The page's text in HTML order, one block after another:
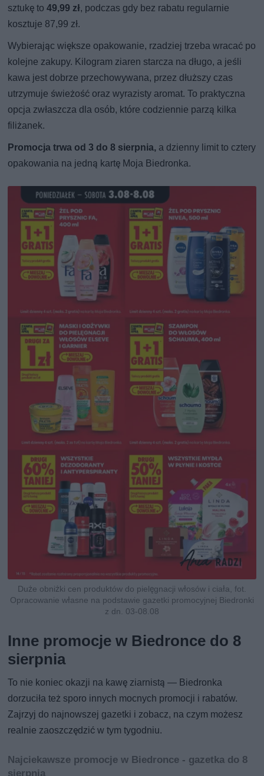
sztukę to49,99 zł, podczas gdy bez rabatu regularnie
kosztuje 87,99 zł.
Wybierając większe opakowanie, rzadziej trzeba wracać po
kolejne zakupy. Kilogram ziaren starcza na długo, a jeśli
kawa jest dobrze przechowywana, przez dłuższy czas
utrzymuje świeżość oraz wyrazisty aromat. To praktyczna
opcja zwłaszcza dla osób, które codziennie parzą kilka
filiżanek.
Promocja trwa od 3 do 8 sierpnia, a dzienny limit to cztery
opakowania na jedną kartę Moja Biedronka.
Duże obniżki cen produktów do pielęgnacji włosów i ciała, fot.
Opracowanie własne na podstawie gazetki promocyjnej Biedronki
z dn. 03-08.08
Inne promocje w Biedronce do 8
sierpnia
To nie koniec okazji na kawę ziarnistą — Biedronka
dorzuciła też sporo innych mocnych promocji i rabatów.
Zajrzyj do najnowszej gazetki i zobacz, na czym możesz
realnie zaoszczędzić w tym tygodniu.
Najciekawsze promocje w Biedronce - gazetka do 8
sierpnia